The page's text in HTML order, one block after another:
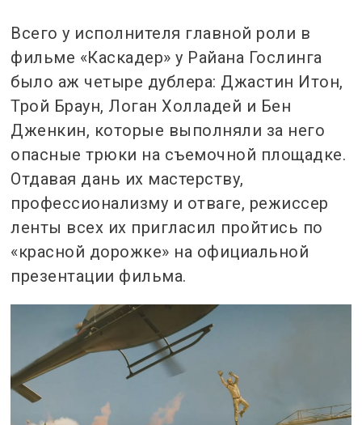
Всего у исполнителя главной роли в
фильме «Каскадер» у Райана Гослинга
было аж четыре дублера: Джастин Итон,
Трой Браун, Логан Холладей и Бен
Дженкин, которые выполняли за него
опасные трюки на съемочной площадке.
Отдавая дань их мастерству,
профессионализму и отваге, режиссер
ленты всех их пригласил пройтись по
«красной дорожке» на официальной
презентации фильма.